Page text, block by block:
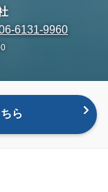
6131-9960
ら